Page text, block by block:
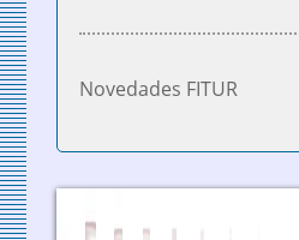
Novedades FITUR